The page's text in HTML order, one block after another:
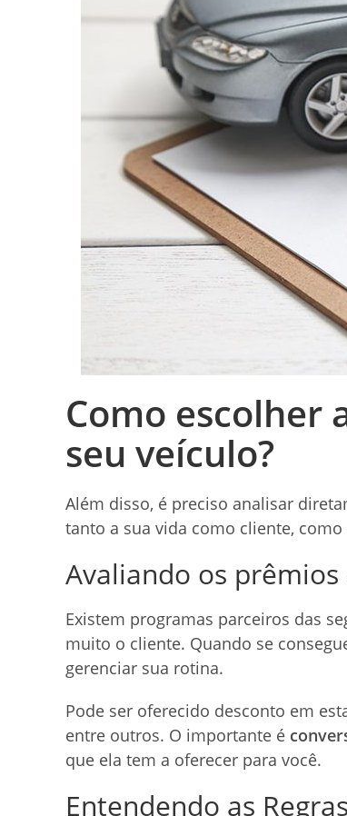
Como escolher
seu veículo?
Além disso, é preciso analisar
tanto a sua vida como cliente,
Avaliando os prêmios
Existem programas parceiros das
muito o cliente. Quando se
gerenciar sua rotina.
Pode ser oferecido desconto em
entre outros. O importante é
que ela tem a oferecer para você.
Entendendo as